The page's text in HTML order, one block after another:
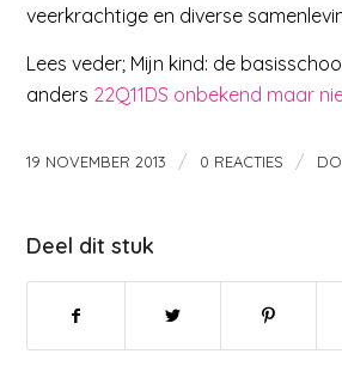
veerkrachtige en diverse
Lees veder; Mijn kind: de
anders 22Q11DS onbekend maar
19 NOVEMBER 2013 / 0 REACTIES /
Deel dit stuk